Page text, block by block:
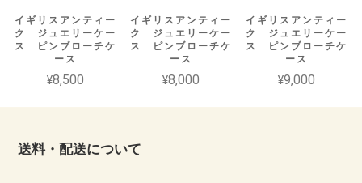
イギリスアンティー
ク ジュエリーケー
ス ピンブローチケ
ース
¥8,500
イギリスアンティー
ク ジュエリーケー
ス ピンブローチケ
ース
¥8,000
イギリスアンティー
ク ジュエリーケー
ス ピンブローチケ
ース
¥9,000
送料・配送について